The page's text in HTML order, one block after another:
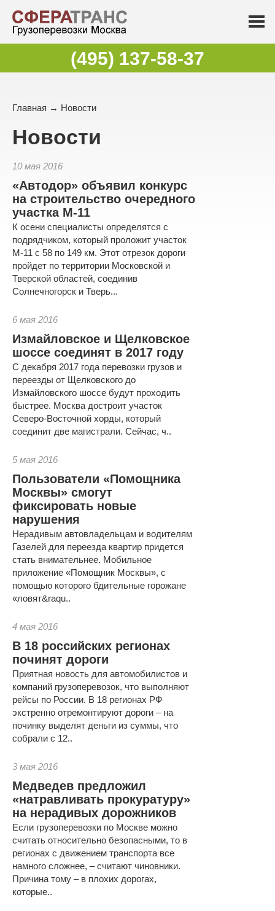
(495) 137-58-37
Главная → Новости
Новости
10 мая 2016
«Автодор» объявил конкурс
на строительство очередного
участка М-11
К осени специалисты определятся с
подрядчиком, который проложит участок
М-11 с 58 по 149 км. Этот отрезок дороги
пройдет по территории Московской и
Тверской областей, соединив
Солнечногорск и Тверь...
6 мая 2016
Измайловское и Щелковское
шоссе соединят в 2017 году
С декабря 2017 года перевозки грузов и
переезды от Щелковского до
Измайловского шоссе будут проходить
быстрее. Москва достроит участок
Северо-Восточной хорды, который
соединит две магистрали. Сейчас, ч..
5 мая 2016
Пользователи «Помощника
Москвы» смогут
фиксировать новые
нарушения
Нерадивым автовладельцам и водителям
Газелей для переезда квартир придется
стать внимательнее. Мобильное
приложение «Помощник Москвы», с
помощью которого бдительные горожане
«ловят&raqu..
4 мая 2016
В 18 российских регионах
починят дороги
Приятная новость для автомобилистов и
компаний грузоперевозок, что выполняют
рейсы по России. В 18 регионах РФ
экстренно отремонтируют дороги – на
починку выделят деньги из суммы, что
собрали с 12..
3 мая 2016
Медведев предложил
«натравливать прокуратуру»
на нерадивых дорожников
Если грузоперевозки по Москве можно
считать относительно безопасными, то в
регионах с движением транспорта все
намного сложнее, – считают чиновники.
Причина тому – в плохих дорогах,
которые..